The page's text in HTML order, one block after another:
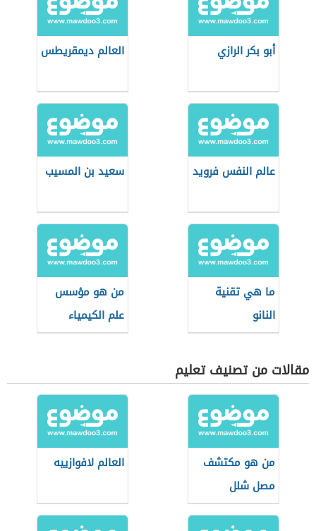
أبو بكر الرازي العالم ديمقريطس
عالم النفس فرويد سعيد بن المسيب
ما هي تقنية
النانو
من هو مؤسس
علم الكيمياء
مقالات من تصنيف تعليم
من هو مكتشف
مصل شلل
الأطفال
العالم لافوازييه